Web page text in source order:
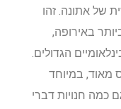
אתונה. זהו
באירופה,
הגדולים.
במיוחד
חנויות דברי